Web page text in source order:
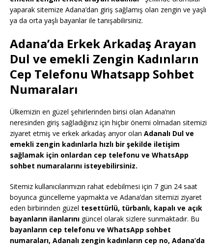
yaparak sitemize Adana’dan giriş sağlamış olan zengin ve yaşlı
ya da orta yaşlı bayanlar ile tanışabilirsiniz.
Adana’da Erkek Arkadaş Arayan
Dul ve emekli Zengin Kadınların
Cep Telefonu Whatsapp Sohbet
Numaraları
Ülkemizin en güzel şehirlerinden birisi olan Adana’nın
neresinden giriş sağladığınız için hiçbir önemi olmadan sitemizi
ziyaret etmiş ve erkek arkadaş arıyor olan Adanalı Dul ve
emekli zengin kadınlarla hızlı bir şekilde iletişim
sağlamak için onlardan cep telefonu ve WhatsApp
sohbet numaralarını isteyebilirsiniz.
Sitemiz kullanıcılarımızın rahat edebilmesi için 7 gün 24 saat
boyunca güncelleme yapmakta ve Adana’dan sitemizi ziyaret
eden birbirinden güzel tesettürlü, türbanlı, kapalı ve açık
bayanların ilanlarını güncel olarak sizlere sunmaktadır. Bu
bayanların cep telefonu ve WhatsApp sohbet
numaraları, Adanalı zengin kadınların cep no, Adana’da